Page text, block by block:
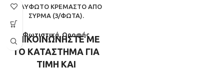
ΠΟΛΎΦΩΤΟ ΚΡΕΜΑΣΤΌ ΑΠΌ
ΣΎΡΜΑ (3/ΦΏΤΑ).
Φωτιστικά Οροφής
ΕΠΙΚΟΙΝΩΝΗΣΤΕ ΜΕ
ΤΟ ΚΑΤΑΣΤΗΜΑ ΓΙΑ
ΤΙΜΗ ΚΑΙ